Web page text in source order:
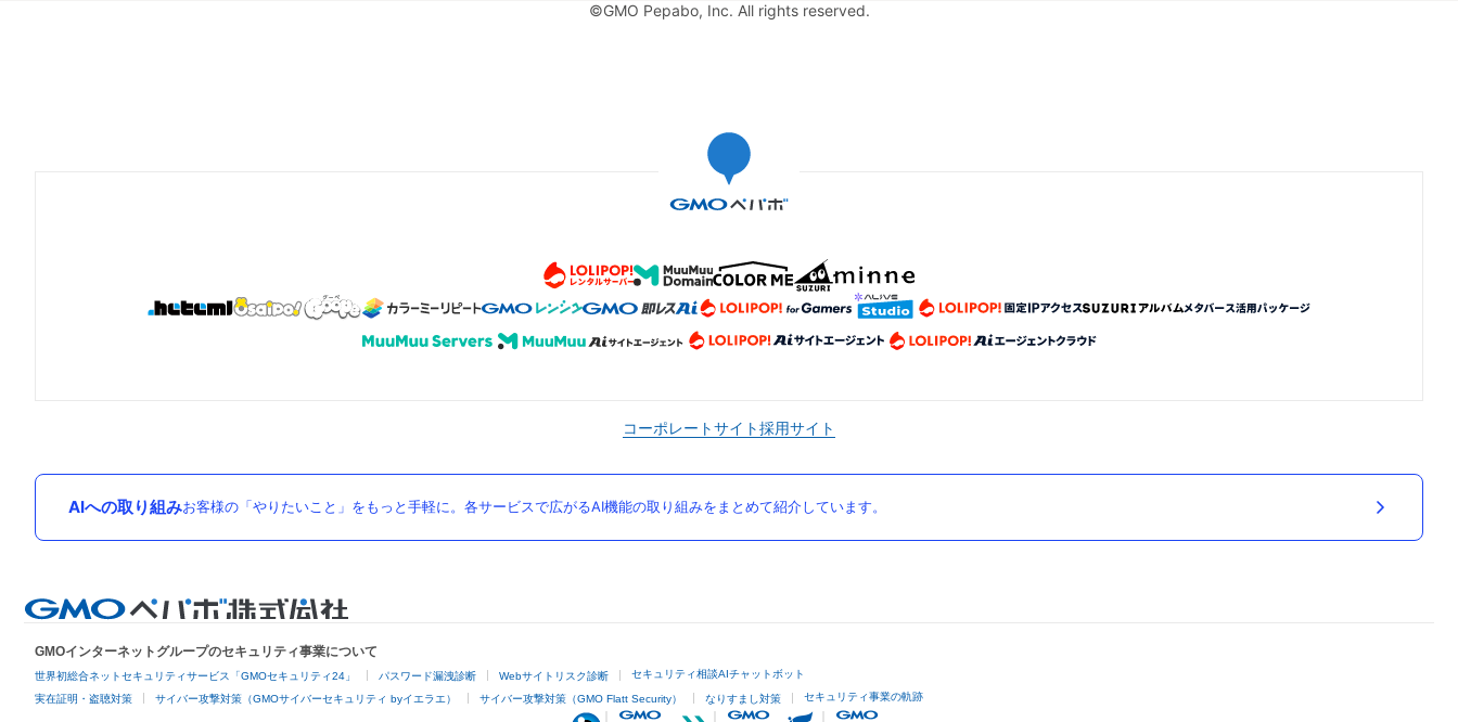
©GMO Pepabo, Inc. All rights reserved.
コーポレートサイト採用サイト
AIへの取り組みお客様の「やりたいこと」をもっと手軽に。各サービスで広がるAI機能の取り組みをまとめて紹介しています。
GMOインターネットグループのセキュリティ事業について
世界初総合ネットセキュリティサービス「GMOセキュリティ24」 パスワード漏洩診断 Webサイトリスク診断 セキュリティ相談AIチャットボット
実在証明・盗聴対策 サイバー攻撃対策（GMOサイバーセキュリティ byイエラエ） サイバー攻撃対策（GMO Flatt Security） なりすまし対策 セキュリティ事業の軌跡